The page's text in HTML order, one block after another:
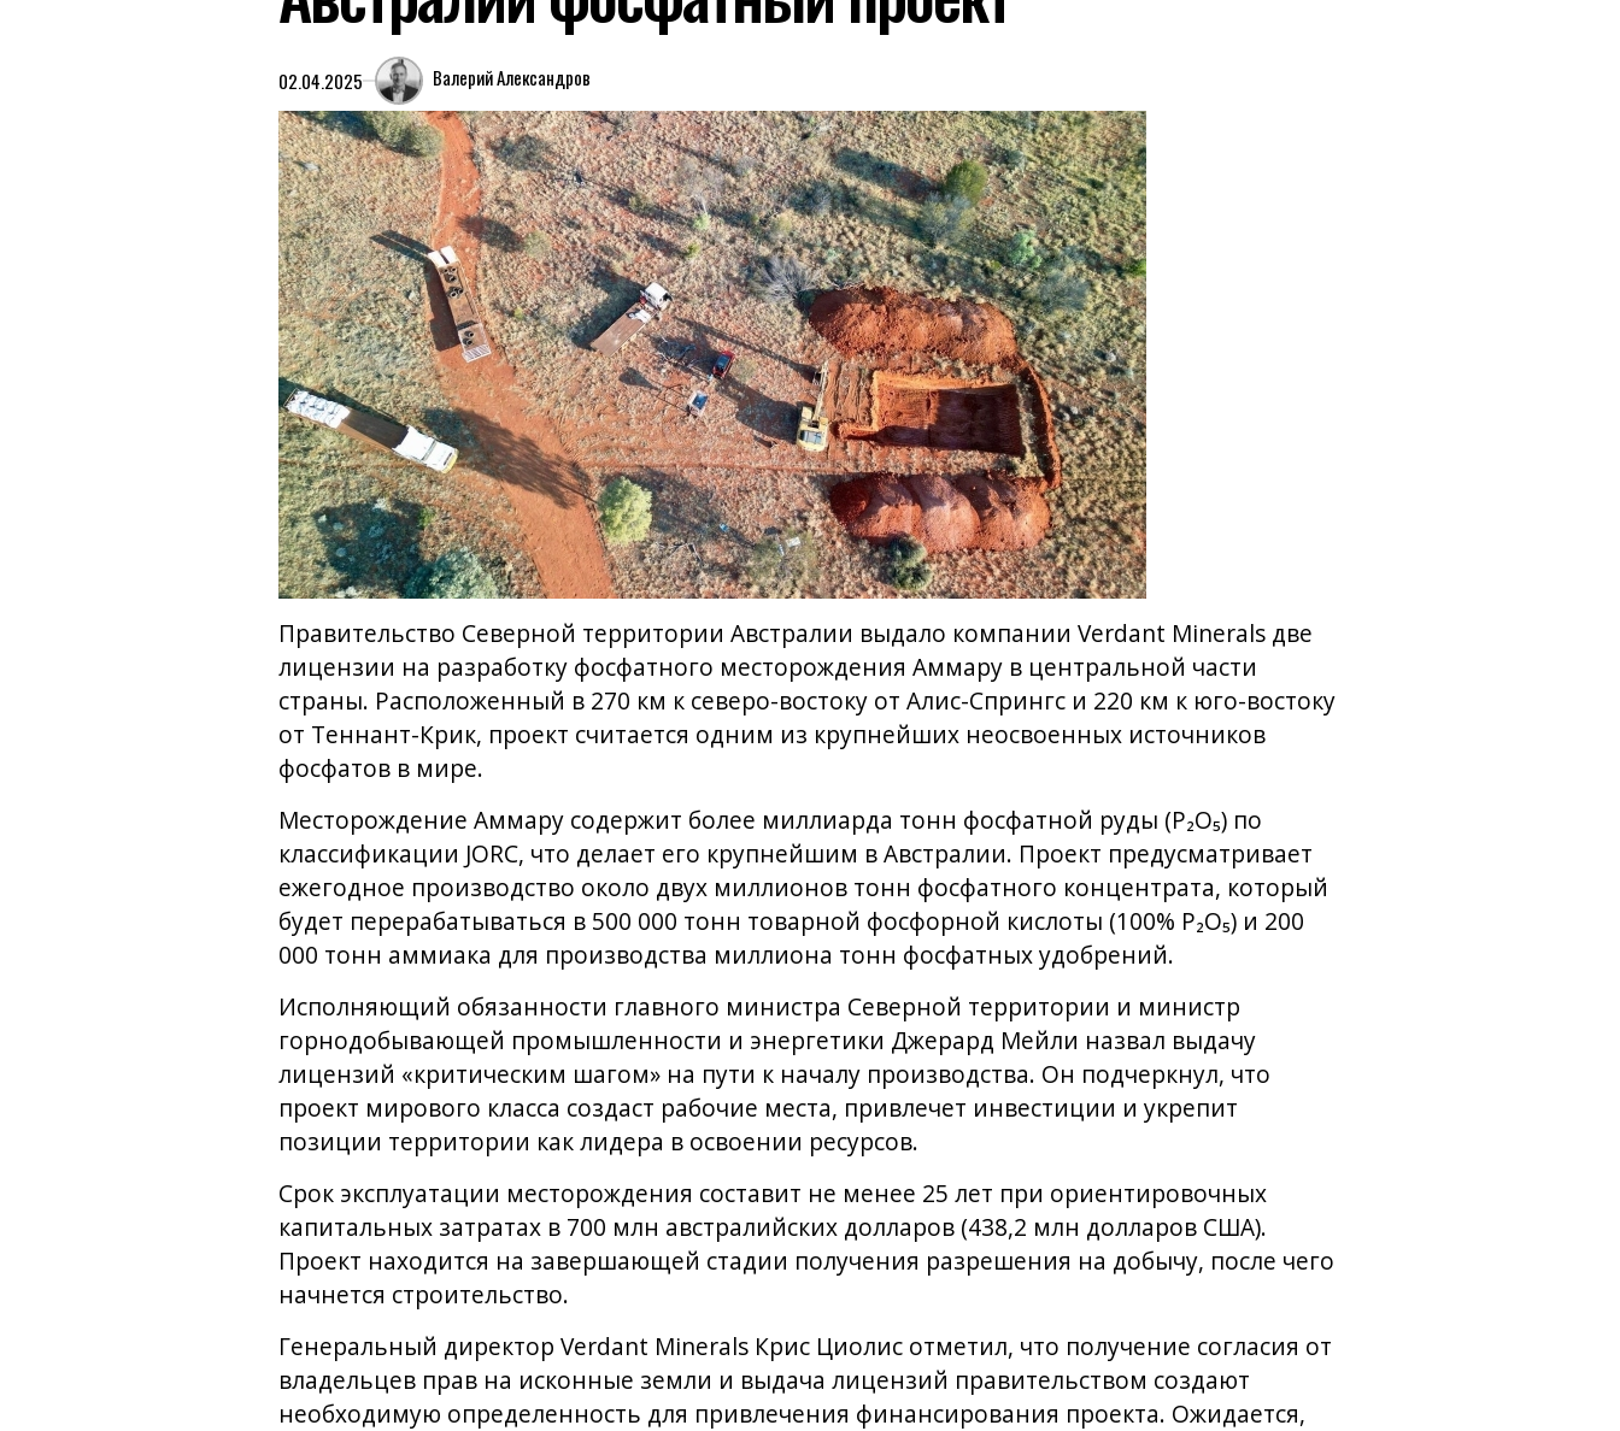
02.04.2025 Валерий Александров
Правительство Северной территории Австралии выдало компании Verdant Minerals две
лицензии на разработку фосфатного месторождения Аммару в центральной части
страны. Расположенный в 270 км к северо-востоку от Алис-Спрингс и 220 км к юго-востоку
от Теннант-Крик, проект считается одним из крупнейших неосвоенных источников
фосфатов в мире.
Месторождение Аммару содержит более миллиарда тонн фосфатной руды (P₂O₅) по
классификации JORC, что делает его крупнейшим в Австралии. Проект предусматривает
ежегодное производство около двух миллионов тонн фосфатного концентрата, который
будет перерабатываться в 500 000 тонн товарной фосфорной кислоты (100% P₂O₅) и 200
000 тонн аммиака для производства миллиона тонн фосфатных удобрений.
Исполняющий обязанности главного министра Северной территории и министр
горнодобывающей промышленности и энергетики Джерард Мейли назвал выдачу
лицензий «критическим шагом» на пути к началу производства. Он подчеркнул, что
проект мирового класса создаст рабочие места, привлечет инвестиции и укрепит
позиции территории как лидера в освоении ресурсов.
Срок эксплуатации месторождения составит не менее 25 лет при ориентировочных
капитальных затратах в 700 млн австралийских долларов (438,2 млн долларов США).
Проект находится на завершающей стадии получения разрешения на добычу, после чего
начнется строительство.
Генеральный директор Verdant Minerals Крис Циолис отметил, что получение согласия от
владельцев прав на исконные земли и выдача лицензий правительством создают
необходимую определенность для привлечения финансирования проекта. Ожидается,